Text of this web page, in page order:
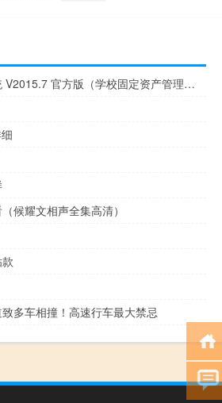
学校固定资产管理系统 V2015.7 官方版（学校固定资产管理系统 V2015.7 官方版功能简介）
候耀文相声全集高清）
多车相撞！高速行车最大禁忌